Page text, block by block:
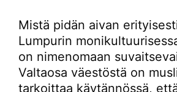
Mistä pidän aivan
Lumpurin
on nimenomaan
Valtaosa väestöstä on
tarkoittaa käytännössä,